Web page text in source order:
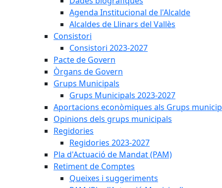
Agenda Institucional de l'Alcalde
Alcaldes de Llinars del Vallès
Consistori
Consistori 2023-2027
Pacte de Govern
Òrgans de Govern
Grups Municipals
Grups Municipals 2023-2027
Aportacions econòmiques als Grups
Opinions dels grups municipals
Regidories
Regidories 2023-2027
Pla d'Actuació de Mandat (PAM)
Retiment de Comptes
Queixes i suggeriments